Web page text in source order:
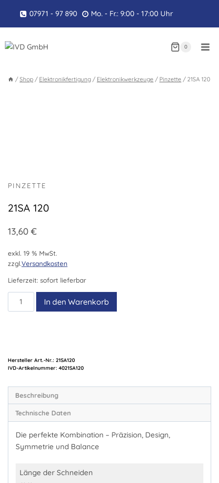
springen
07971 - 97 890 Mo. - Fr.: 9:00 - 17:00 Uhr
0
/ Shop / Elektronikfertigung / Elektronikwerkzeuge / Pinzette / 21SA 120
PINZETTE
21SA 120
13,60 €
exkl. 19 % MwSt.
zzgl.Versandkosten
Lieferzeit: sofort lieferbar
21SA
120
In den Warenkorb
Hersteller Art.-Nr.: 21SA120
Artikelnummer: 4021SA120
Beschreibung
Technische Daten
Die perfekte Kombination – Präzision, Design,
Symmetrie und Balance
Länge der Schneiden